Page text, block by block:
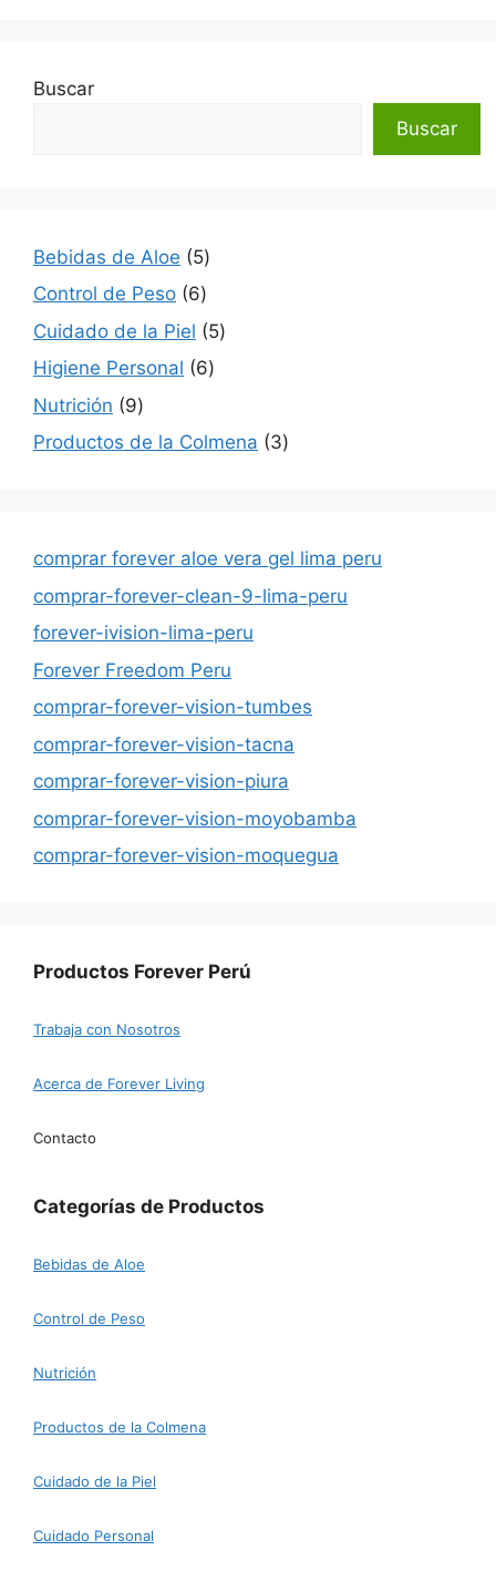
Buscar
Buscar
Bebidas de Aloe 55
productos
Control de Peso 66
productos
Cuidado de la Piel 55
Higiene Personal 66
Nutrición 99
productos
Productos de la Colmena 33
comprar forever aloe vera gel lima peru
comprar-forever-clean-9-lima-peru
forever-ivision-lima-peru
Forever Freedom Peru
comprar-forever-vision-tumbes
comprar-forever-vision-tacna
comprar-forever-vision-piura
comprar-forever-vision-moyobamba
comprar-forever-vision-moquegua
Productos Forever Perú
Trabaja con Nosotros
Acerca de Forever Living
Contacto
Categorías de Productos
Bebidas de Aloe
Control de Peso
Nutrición
Productos de la Colmena
Cuidado de la Piel
Cuidado Personal